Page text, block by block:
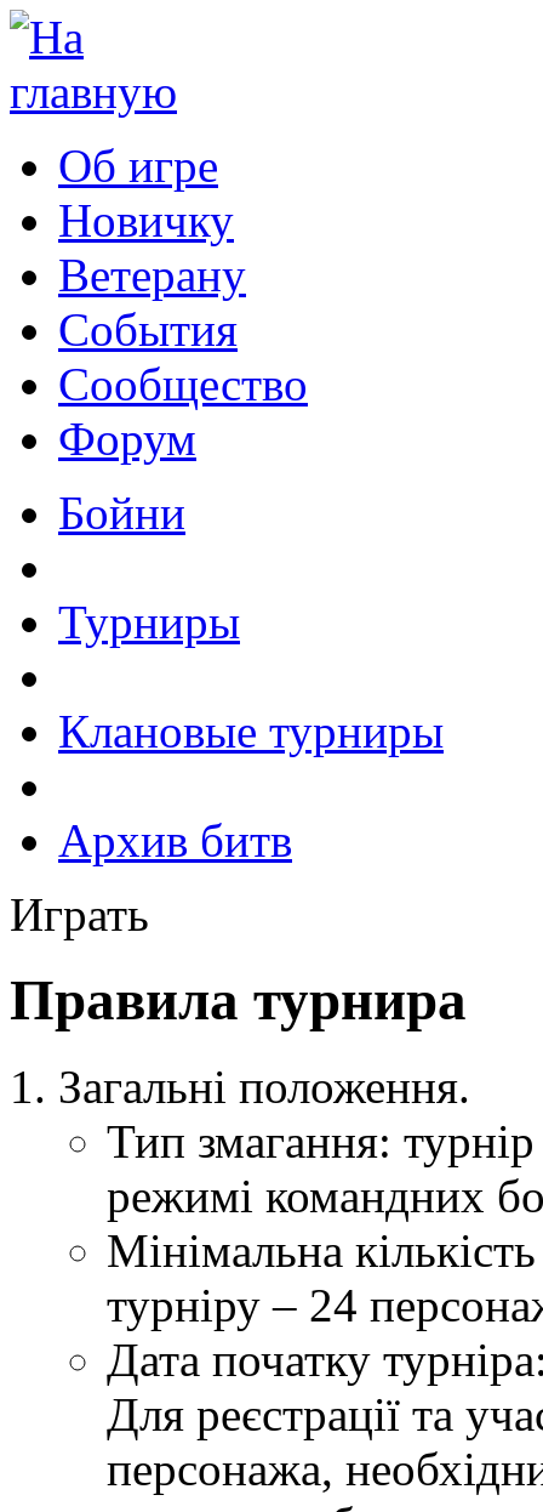
Об игре
Новичку
Ветерану
События
Сообщество
Форум
Бойни
Турниры
Клановые турниры
Архив битв
Играть
Правила турнира
Загальні положення.
Тип змагання:
режимі командних
Мінімальна
турніру – 24
Дата початку
Для реєстрації та
персонажа,